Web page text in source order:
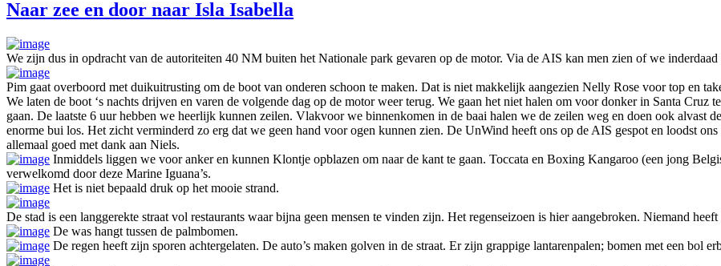
Naar zee en door naar Isla Isabella
We zijn dus in opdracht van de autoriteiten 40 NM buiten het Nationale park gevaren op de motor. Via de AIS kan men zien of we
Pim gaat overboord met duikuitrusting om de boot van onderen schoon te maken. Dat is niet makkelijk aangezien Nelly Rose voor top en
We laten de boot ‘s nachts drijven en varen de volgende dag op de motor weer terug. We gaan het niet halen om voor donker in Santa
gaan. De laatste 6 uur hebben we heerlijk kunnen zeilen. Vlakvoor we binnenkomen in de baai halen we de zeilen weg en doen ook alvast
enorme bui los. Het zicht verminderd zo erg dat we geen hand voor ogen kunnen zien. De UnWind heeft ons op de AIS gespot en loodst
allemaal goed met dank aan Niels.
Inmiddels liggen we voor anker en kunnen Klontje opblazen om naar de kant te gaan. Toccata en Boxing Kangaroo (een jong
verwelkomd door deze Marine Iguana’s.
Het is niet bepaald druk op het mooie strand.
De stad is een langgerekte straat vol restaurants waar bijna geen mensen te vinden zijn. Het regenseizoen is hier aangebroken. Niemand heeft
De was hangt tussen de palmbomen.
De regen heeft zijn sporen achtergelaten. De auto’s maken golven in de straat. Er zijn grappige lantarenpalen; bomen met een bol